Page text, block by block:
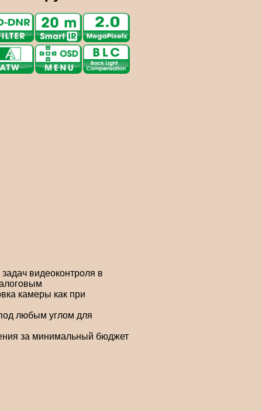
видеоконтроля в
камеры как при
любым углом для
за минимальный бюджет